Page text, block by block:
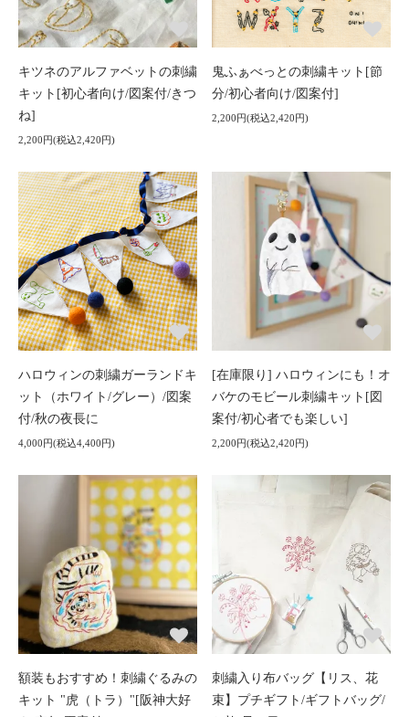
キツネのアルファベットの刺繍
キット[初心者向け/図案付/きつ
ね]
2,200円(税込2,420円)
鬼ふぁべっとの刺繍キット[節
分/初心者向け/図案付]
2,200円(税込2,420円)
ハロウィンの刺繍ガーランドキ
ット（ホワイト/グレー）/図案
付/秋の夜長に
4,000円(税込4,400円)
[在庫限り] ハロウィンにも！オ
バケのモビール刺繍キット[図
案付/初心者でも楽しい]
2,200円(税込2,420円)
額装もおすすめ！刺繍ぐるみの
キット "虎（トラ）"[阪神大好
刺繍入り布バッグ【リス、花
束】プチギフト/ギフトバッグ/